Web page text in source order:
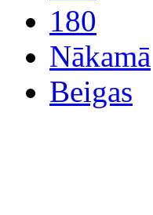
180
Nākamā
Beigas